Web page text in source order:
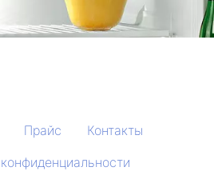
Прайс
Контакты